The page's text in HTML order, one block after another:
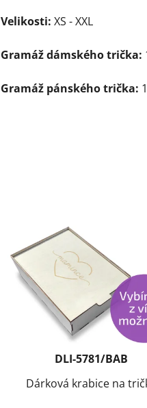
Velikosti: XS - XXL
Gramáž dámského trička:
Gramáž pánského trička:
DLI-5781/BAB
Dárková krabice na